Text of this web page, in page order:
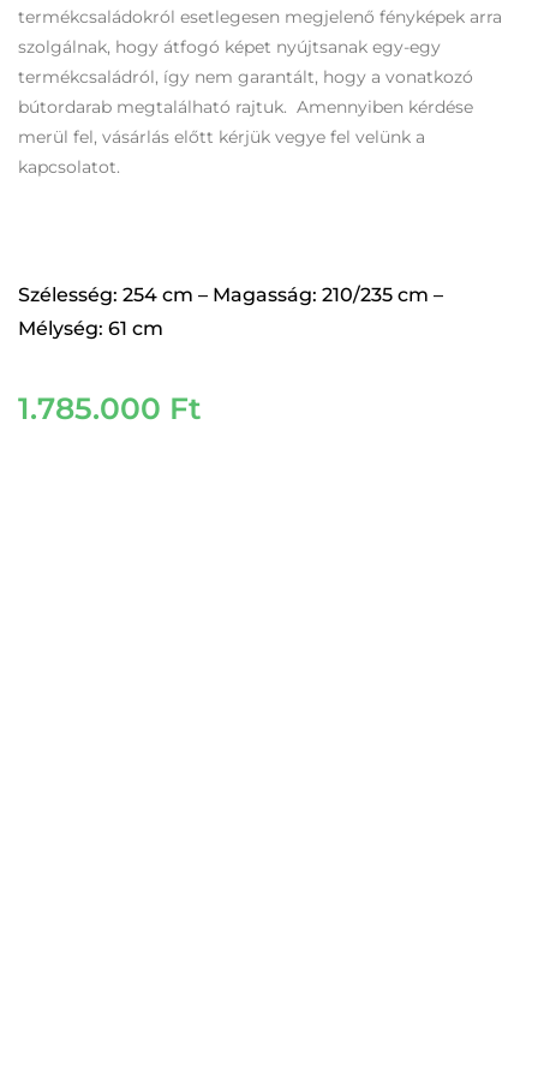
termékcsaládokról esetlegesen megjelenő fényképek arra
szolgálnak, hogy átfogó képet nyújtsanak egy-egy
termékcsaládról, így nem garantált, hogy a vonatkozó
bútordarab megtalálható rajtuk. Amennyiben kérdése
merül fel, vásárlás előtt kérjük vegye fel velünk a
kapcsolatot.
Szélesség: 254 cm – Magasság: 210/235 cm –
Mélység: 61 cm
1.785.000 Ft